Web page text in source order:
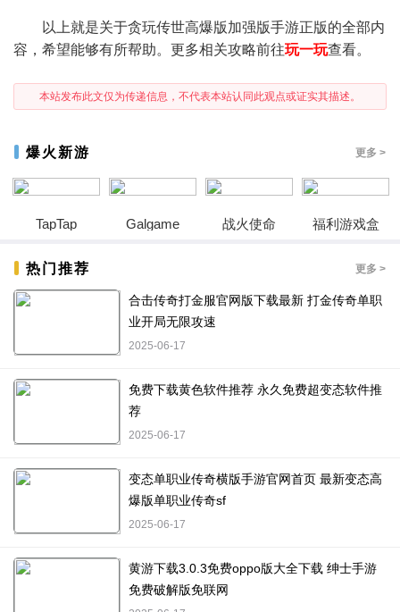
以上就是关于贪玩传世高爆版加强版手游正版的全部内
容，希望能够有所帮助。更多相关攻略前往玩一玩查看。
本站发布此文仅为传递信息，不代表本站认同此观点或证实其描述。
爆火新游 更多 >
TapTap Galgame 战火使命 福利游戏盒
热门推荐 更多 >
合击传奇打金服官网版下载最新 打金传奇单职
业开局无限攻速
2025-06-17
免费下载黄色软件推荐 永久免费超变态软件推
荐
2025-06-17
变态单职业传奇横版手游官网首页 最新变态高
爆版单职业传奇sf
2025-06-17
黄游下载3.0.3免费oppo版大全下载 绅士手游
免费破解版免联网